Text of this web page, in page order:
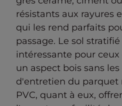
résistants aux rayures
qui les rend parfaits
passage. Le sol
intéressante pour
un aspect bois sans
d'entretien du parquet
PVC, quant à eux,